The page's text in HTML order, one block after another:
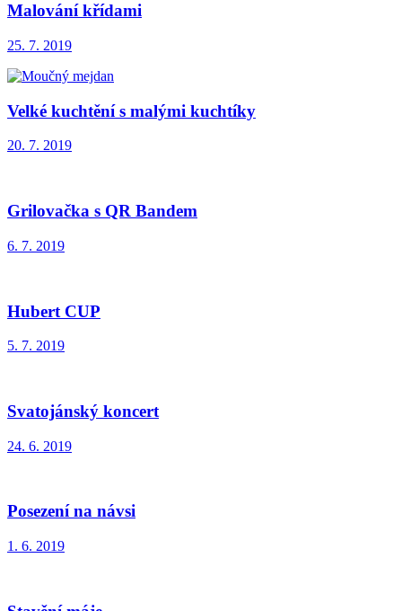
Malování křídami
25. 7. 2019
Velké kuchtění s malými kuchtíky
20. 7. 2019
Grilovačka s QR Bandem
6. 7. 2019
Hubert CUP
5. 7. 2019
Svatojánský koncert
24. 6. 2019
Posezení na návsi
1. 6. 2019